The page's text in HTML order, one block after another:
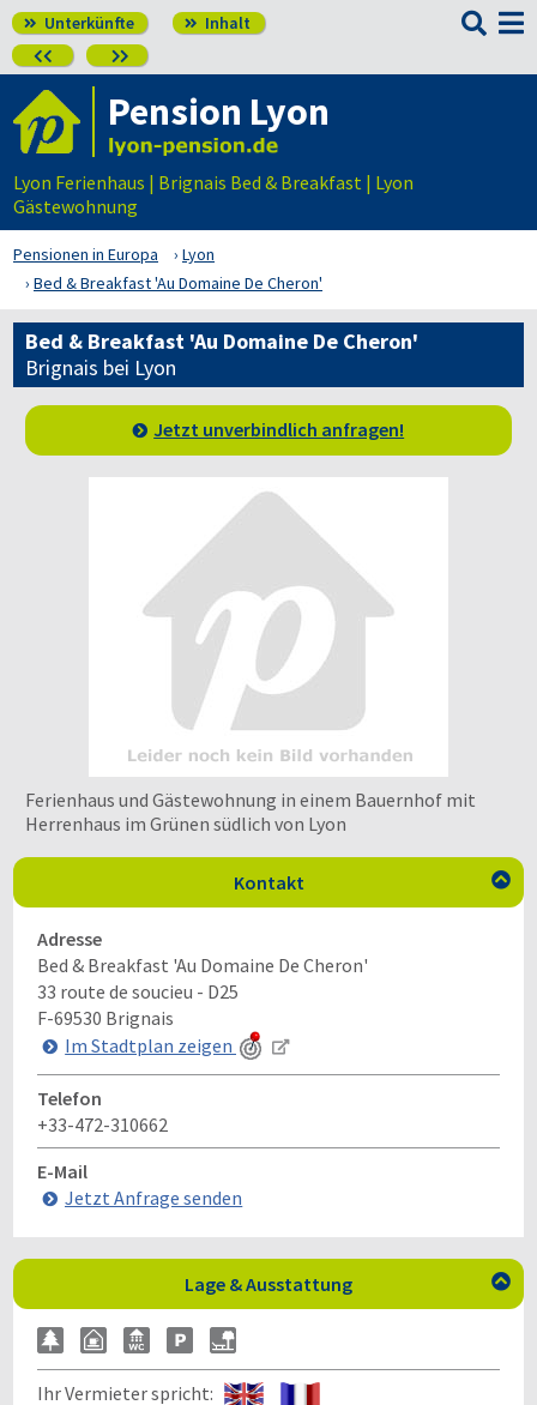
 Unterkünfte  Inhalt
 

Pension Lyon
Lyon Ferienhaus | Brignais Bed & Breakfast | Lyon
Gästewohnung
Pensionen in Europa
Lyon
Bed & Breakfast 'Au Domaine De Cheron'
Bed & Breakfast 'Au Domaine De Cheron'
Brignais bei Lyon
Jetzt unverbindlich anfragen!
Ferienhaus und Gästewohnung in einem Bauernhof mit
Herrenhaus im Grünen südlich von Lyon
Kontakt 
Adresse
Bed & Breakfast 'Au Domaine De Cheron'
33 route de soucieu - D25
F-69530 Brignais
Im Stadtplan zeigen
Telefon
+33-472-310662
E-Mail
Jetzt Anfrage senden
Lage & Ausstattung 
Ihr Vermieter spricht: